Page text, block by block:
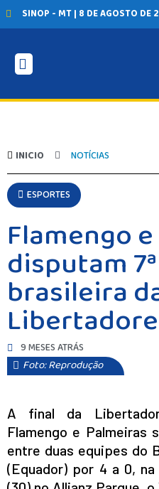
SINOP - MT | 8 DE AGOSTO DE
INICIO NOTÍCIAS
ESPORTES
Flamengo
disputam
brasileira
9 MESES ATRÁS
Foto: Reprodução
A final da
Flamengo e Palmeiras
entre duas equipes do
(Equador) por 4 a 0,